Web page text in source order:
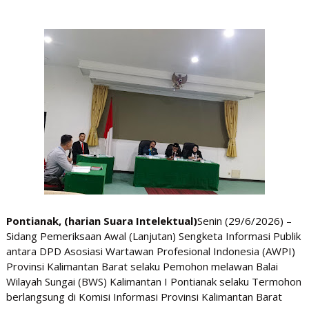
Pontianak, (harian Suara Intelektual)Senin (29/6/2026) –
Sidang Pemeriksaan Awal (Lanjutan) Sengketa Informasi Publik
antara DPD Asosiasi Wartawan Profesional Indonesia (AWPI)
Provinsi Kalimantan Barat selaku Pemohon melawan Balai
Wilayah Sungai (BWS) Kalimantan I Pontianak selaku Termohon
berlangsung di Komisi Informasi Provinsi Kalimantan Barat